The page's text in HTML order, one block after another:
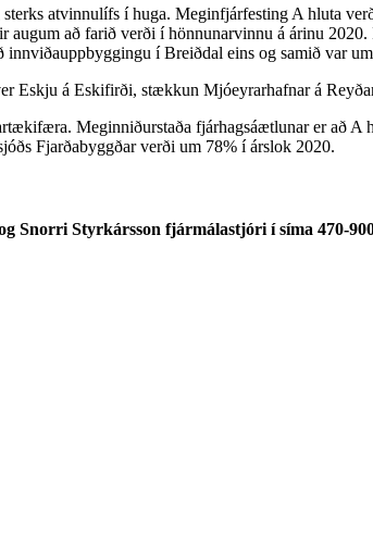
atvinnulífs í huga. Meginfjárfesting A hluta
að farið verði í hönnunarvinnu á árinu
í Breiðdal eins og samið var
Eskju á Eskifirði, stækkun Mjóeyrarhafnar á
Meginniðurstaða fjárhagsáætlunar er að
Fjarðabyggðar verði um 78% í árslok 2020.
Snorri Styrkársson fjármálastjóri í síma 470-